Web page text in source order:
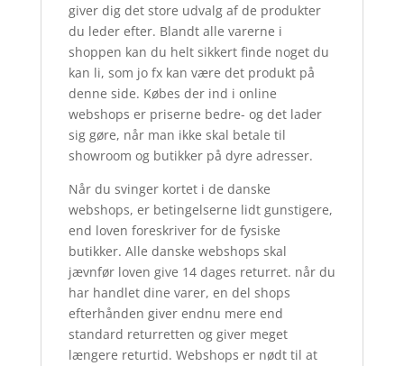
giver dig det store udvalg af de produkter
du leder efter. Blandt alle varerne i
shoppen kan du helt sikkert finde noget du
kan li, som jo fx kan være det produkt på
denne side. Købes der ind i online
webshops er priserne bedre- og det lader
sig gøre, når man ikke skal betale til
showroom og butikker på dyre adresser.
Når du svinger kortet i de danske
webshops, er betingelserne lidt gunstigere,
end loven foreskriver for de fysiske
butikker. Alle danske webshops skal
jævnfør loven give 14 dages returret. når du
har handlet dine varer, en del shops
efterhånden giver endnu mere end
standard returretten og giver meget
længere returtid. Webshops er nødt til at